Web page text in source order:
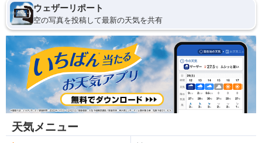
ウェザーリポート
空の写真を投稿して最新の天気を共有
天気メニュー